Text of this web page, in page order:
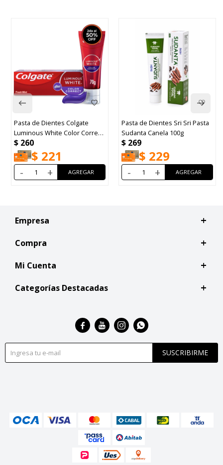
Pasta de Dientes Colgate
Luminous White Color Correct
70g
$ 260
$ 221
- +
Pasta de Dientes Sri Sri Pasta
Sudanta Canela 100g
$ 269
$ 229
- +
Empresa
Compra
Mi Cuenta
Categorías Destacadas
SUSCRIBIRME
   